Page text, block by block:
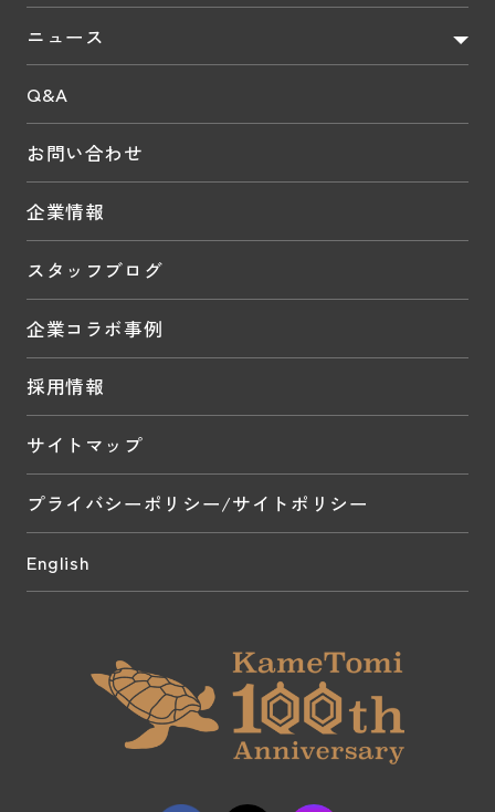
ニュース
Q&A
お問い合わせ
企業情報
スタッフブログ
企業コラボ事例
採用情報
サイトマップ
プライバシーポリシー/サイトポリシー
English